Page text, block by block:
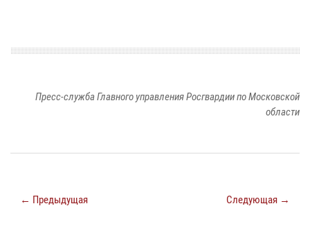
Пресс-служба Главного управления Росгвардии по Московской
области
← Предыдущая Следующая →